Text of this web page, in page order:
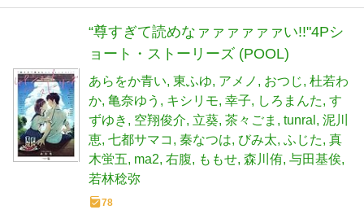
“尊すぎて読めなァァァァァァい!!"4Pシ
ョート・ストーリーズ (POOL)
あらをか青い 東ふゆ アメノ おつじ 杜若わ
か 亀奈ゆう キシリモ 幸子 しろまんた す
ずゆき
空翔俊介 立葵 茶々ごま tunral
泥川
恵 七都サマコ 秦なつは びみ太 ふじた 真
木蛍五 ma2 右腹 ももせ 森川侑 与田基俟
若林稔弥
78